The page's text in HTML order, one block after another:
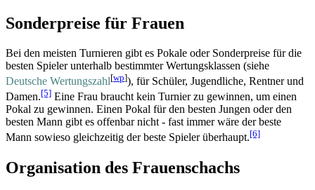
Sonderpreise für Frauen
Bei den meisten Turnieren gibt es Pokale oder Sonderpreise für die
besten Spieler unterhalb bestimmter Wertungs­klassen (siehe
Deutsche Wertungszahl[wp]), für Schüler, Jugendliche, Rentner und
Damen.[5] Eine Frau braucht kein Turnier zu gewinnen, um einen
Pokal zu gewinnen. Einen Pokal für den besten Jungen oder den
besten Mann gibt es offenbar nicht - fast immer wäre der beste
Mann sowieso gleichzeitig der beste Spieler überhaupt.[6]
Organisation des Frauenschachs